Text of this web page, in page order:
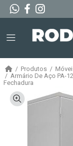
Produtos
Armário De Aço PA-
Fechadura